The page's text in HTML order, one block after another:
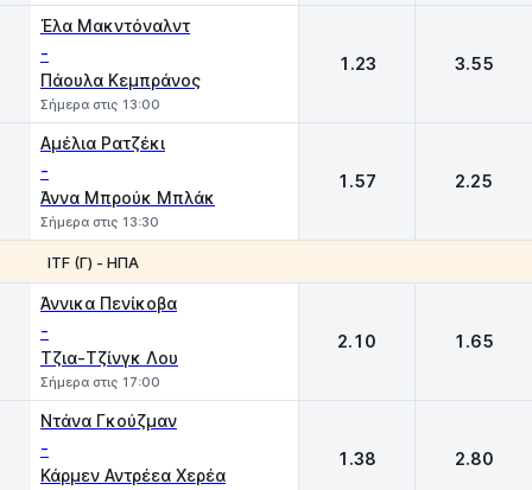
Έλα Μακντόναλντ
-
Πάουλα Κεμπράνος
Σήμερα στις 13:00
1.23 3.55
Αμέλια Ρατζέκι
-
Άννα Μπρούκ Μπλάκ
Σήμερα στις 13:30
1.57 2.25
ITF (Γ) - ΗΠΑ
Άννικα Πενίκοβα
-
Τζια-Τζίνγκ Λου
Σήμερα στις 17:00
2.10 1.65
Ντάνα Γκούζμαν
-
Κάρμεν Αντρέεα Χερέα
1.38 2.80